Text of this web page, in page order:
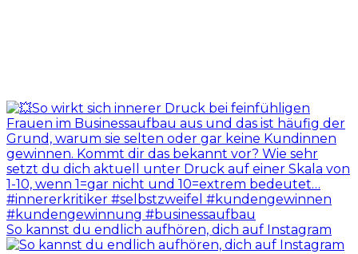
So kannst du endlich aufhören, dich auf Instagram